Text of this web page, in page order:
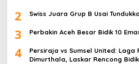
2 Swiss Juara Grup B Usai
3 Perbakin Aceh Besar Bidik 10
4
Persiraja vs Sumsel United: Laga
Dimurthala, Laskar Rencong